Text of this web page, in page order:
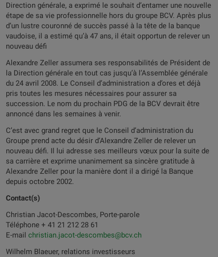
Direction générale, a exprimé le souhait d’entamer une nouvelle
étape de sa vie professionnelle hors du groupe BCV. Après plus
d’un lustre couronné de succès passé à la tête de la banque
vaudoise, il a estimé qu’à 47 ans, il était opportun de relever un
nouveau défi
Alexandre Zeller assumera ses responsabilités de Président de
la Direction générale en tout cas jusqu’à l’Assemblée générale
du 24 avril 2008. Le Conseil d’administration a d’ores et déjà
pris toutes les mesures nécessaires pour assurer sa
succession. Le nom du prochain PDG de la BCV devrait être
annoncé dans les semaines à venir.
C’est avec grand regret que le Conseil d’administration du
Groupe prend acte du désir d’Alexandre Zeller de relever un
nouveau défi. Il lui adresse ses meilleurs vœux pour la suite de
sa carrière et exprime unanimement sa sincère gratitude à
Alexandre Zeller pour la manière dont il a dirigé la Banque
depuis octobre 2002.
Contact(s)
Christian Jacot-Descombes, Porte-parole
Téléphone + 41 21 212 28 61
E-mail christian.jacot-descombes@bcv.ch
Wilhelm Blaeuer, relations investisseurs